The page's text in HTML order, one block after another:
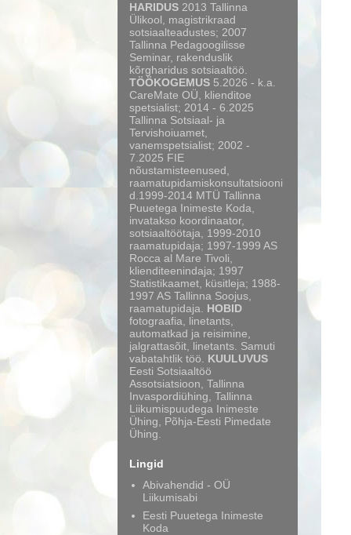
HARIDUS 2013 Tallinna
Ülikool, magistrikraad
sotsiaalteadustes; 2007
Tallinna Pedagoogilisse
Seminar, rakenduslik
kõrgharidus sotsiaaltöö.
TÖÖKOGEMUS 5.2026 - k.a.
CareMate OÜ, klienditoe
spetsialist; 2014 - 6.2025
Tallinna Sotsiaal- ja
Tervishoiuamet,
vanemspetsialist; 2002 -
7.2025 FIE
nõustamisteenused,
raamatupidamiskonsultatsiooni
d.1999-2014 MTÜ Tallinna
Puuetega Inimeste Koda,
invatakso koordinaator,
sotsiaaltöötaja, 1999-2010
raamatupidaja; 1997-1999 AS
Rocca al Mare Tivoli,
klienditeenindaja; 1997
Statistikaamet, küsitleja; 1988-
1997 AS Tallinna Soojus,
raamatupidaja. HOBID
fotograafia, linetants,
automatkad ja reisimine,
jalgrattasõit, linetants. Samuti
vabatahtlik töö. KUULUVUS
Eesti Sotsiaaltöö
Assotsiatsioon, Tallinna
Invaspordiühing, Tallinna
Liikumispuudega Inimeste
Ühing, Põhja-Eesti Pimedate
Ühing.
Lingid
Abivahendid - OÜ
Liikumisabi
Eesti Puuetega Inimeste
Koda